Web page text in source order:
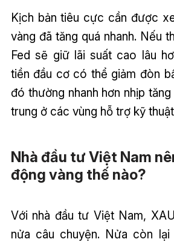
Kịch bản tiêu cực cần được
vàng đã tăng quá nhanh. Nếu
Fed sẽ giữ lãi suất cao lâu
tiền đầu cơ có thể giảm đòn
đó thường nhanh hơn nhịp
trung ở các vùng hỗ trợ kỹ
Nhà đầu tư Việt Nam
động vàng thế nào?
Với nhà đầu tư Việt Nam,
nửa câu chuyện. Nửa còn lại